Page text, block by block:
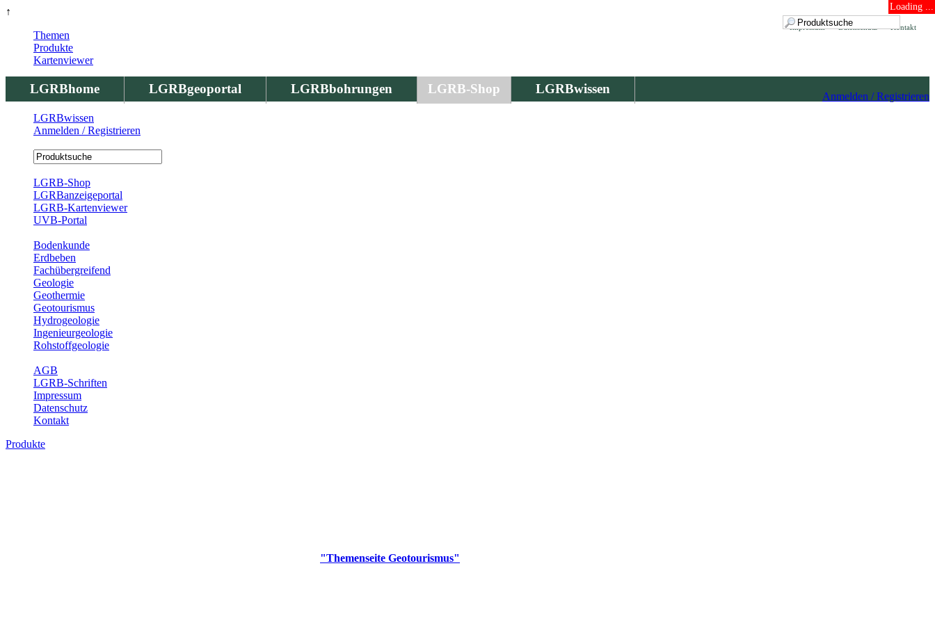
↑ Loading ...
Kontakt
Datenschutz
Impressum
LGRBhome LGRBgeoportal LGRBbohrungen LGRB-Shop LGRBwissen
Anmelden / Registrieren
Themen
Produkte
Kartenviewer
LGRBwissen
Anmelden / Registrieren
LGRB-Shop
LGRBanzeigeportal
LGRB-Kartenviewer
UVB-Portal
Bodenkunde
Erdbeben
Fachübergreifend
Geologie
Geothermie
Geotourismus
Hydrogeologie
Ingenieurgeologie
Rohstoffgeologie
AGB
LGRB-Schriften
Impressum
Datenschutz
Kontakt
Produkte
"Themenseite Geotourismus"